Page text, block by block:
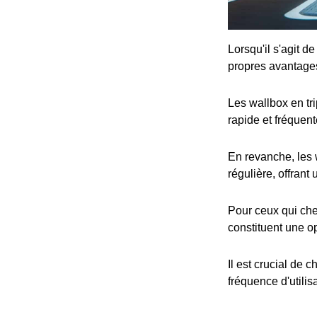
Lorsqu'il s'agit
propres
Les wallbox en
rapide et
En revanche,
régulière, offrant
Pour ceux qui
constituent une
Il est crucial de
fréquence